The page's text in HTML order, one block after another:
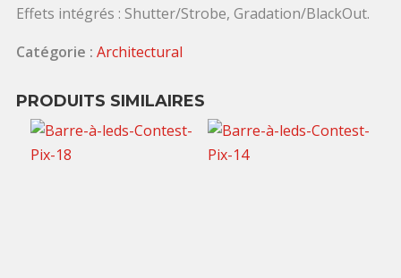
Effets intégrés : Shutter/Strobe, Gradation/BlackOut.
Catégorie : Architectural
PRODUITS SIMILAIRES